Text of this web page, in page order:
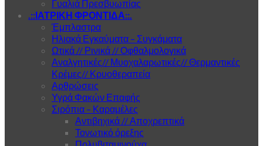
Γυαλιά Πρεσβυωπίας
.::ΙΑΤΡΙΚΗ ΦΡΟΝΤΙΔΑ::.
Έμπλαστρα
Ηλιακά Εγκαύματα – Συγκάματα
Ωτικά // Ρινικά // Οφθαλμολογικά
Αναλγητικές// Μυοχαλαρωτικές// Θερμαντικές
Κρέμες// Κρυοθεραπεία
Αρθρώσεις
Υγρά Φακών Επαφής
Σιρόπια – Καραμέλες
Αντιβηχικά // Αποχρεπτικά
Τονωτικό όρεξης